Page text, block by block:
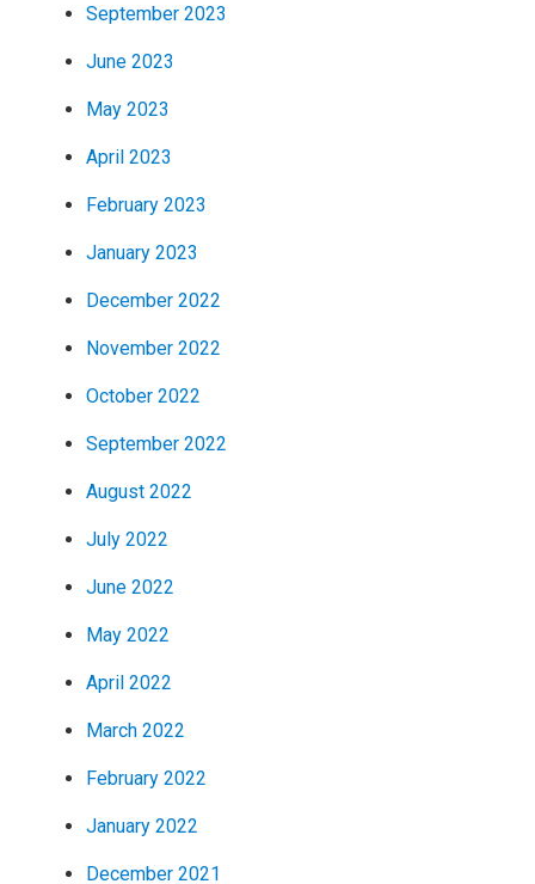
September 2023
June 2023
May 2023
April 2023
February 2023
January 2023
December 2022
November 2022
October 2022
September 2022
August 2022
July 2022
June 2022
May 2022
April 2022
March 2022
February 2022
January 2022
December 2021